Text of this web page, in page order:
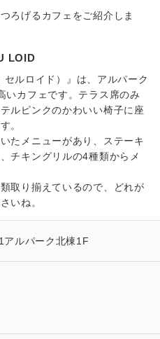
ろげるカフェをご紹介しま
LOID
ルロイド）』は、アルパーク
いカフェです。テラス席のみ
ルピンクのかわいい椅子に座
。
たメニューがあり、ステーキ
チキングリルの4種類からメ
取り揃えているので、どれが
いね。
ルパーク北棟1F